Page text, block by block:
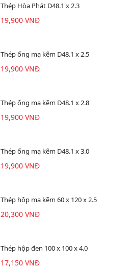
Thép Hòa Phát D48.1 x 2.3
19,900 VNĐ
Thép ống mạ kẽm D48.1 x 2.5
19,900 VNĐ
Thép ống mạ kẽm D48.1 x 2.8
19,900 VNĐ
Thép ống mạ kẽm D48.1 x 3.0
19,900 VNĐ
Thép hộp mạ kẽm 60 x 120 x 2.5
20,300 VNĐ
Thép hộp đen 100 x 100 x 4.0
17,150 VNĐ